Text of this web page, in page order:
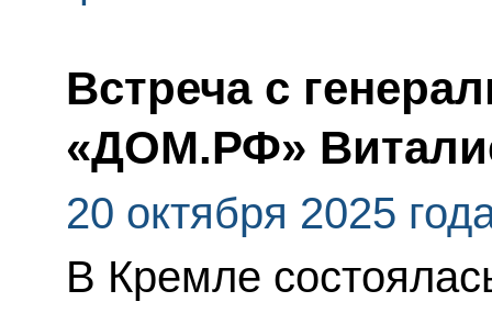
Встреча с
«ДОМ.РФ»
20 октября 2025
В Кремле